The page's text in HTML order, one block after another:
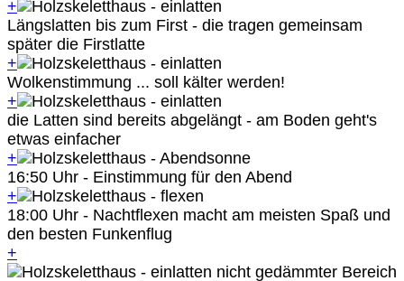
+
Längslatten bis zum First - die tragen gemeinsam
später die Firstlatte
+
Wolkenstimmung ... soll kälter werden!
+
die Latten sind bereits abgelängt - am Boden geht's
etwas einfacher
+
16:50 Uhr - Einstimmung für den Abend
+
18:00 Uhr - Nachtflexen macht am meisten Spaß und
den besten Funkenflug
+